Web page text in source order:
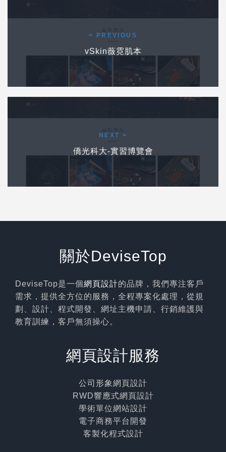
前一個作品
< PREVIOUS
vSkin薇霓肌本
下一個作品
NEXT >
僑光科大-實習博覽會
關於DeviseTop
DeviseTop是一個 網頁設計的品牌，我們專注客戶
需求，提供全方位的服務，全程專案化處理，從規
劃、設計、程式開發、網址主機申請、行銷維護與
教育訓練，客戶無須操心。
網頁設計服務
公司形象網頁設計
RWD響應式網頁設計
學術單位網站設計
電子商務平台開發
客製化程式設計